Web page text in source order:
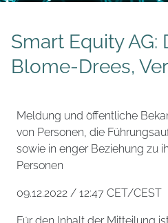
Smart Equity AG:
Blome-Drees,
Meldung und öffentliche
von Personen, die
sowie in enger Beziehung zu
Personen
09.12.2022 / 12:47 CET/CEST